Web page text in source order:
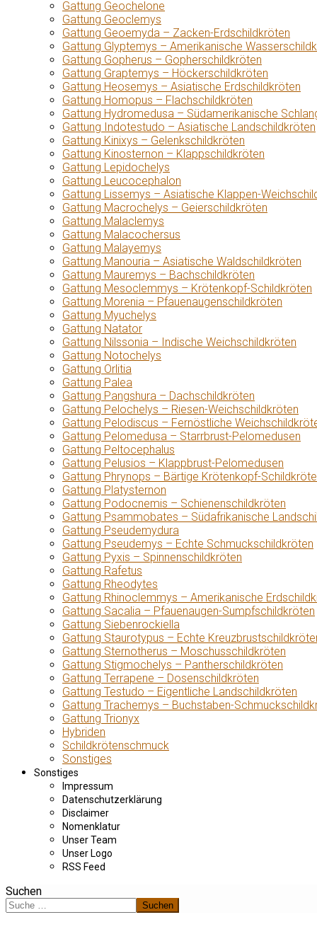
Gattung Geochelone
Gattung Geoclemys
Gattung Geoemyda – Zacken-Erdschildkröten
Gattung Glyptemys – Amerikanische
Gattung Gopherus – Gopherschildkröten
Gattung Graptemys – Höckerschildkröten
Gattung Heosemys – Asiatische Erdschildkröten
Gattung Homopus – Flachschildkröten
Gattung Hydromedusa – Südamerikanische
Gattung Indotestudo – Asiatische Landschildkröten
Gattung Kinixys – Gelenkschildkröten
Gattung Kinosternon – Klappschildkröten
Gattung Lepidochelys
Gattung Leucocephalon
Gattung Lissemys – Asiatische Klappen-
Gattung Macrochelys – Geierschildkröten
Gattung Malaclemys
Gattung Malacochersus
Gattung Malayemys
Gattung Manouria – Asiatische Waldschildkröten
Gattung Mauremys – Bachschildkröten
Gattung Mesoclemmys – Krötenkopf-Schildkröten
Gattung Morenia – Pfauenaugenschildkröten
Gattung Myuchelys
Gattung Natator
Gattung Nilssonia – Indische Weichschildkröten
Gattung Notochelys
Gattung Orlitia
Gattung Palea
Gattung Pangshura – Dachschildkröten
Gattung Pelochelys – Riesen-Weichschildkröten
Gattung Pelodiscus – Fernöstliche
Gattung Pelomedusa – Starrbrust-Pelomedusen
Gattung Peltocephalus
Gattung Pelusios – Klappbrust-Pelomedusen
Gattung Phrynops – Bärtige Krötenkopf-
Gattung Platysternon
Gattung Podocnemis – Schienenschildkröten
Gattung Psammobates – Südafrikanische
Gattung Pseudemydura
Gattung Pseudemys – Echte Schmuckschildkröten
Gattung Pyxis – Spinnenschildkröten
Gattung Rafetus
Gattung Rheodytes
Gattung Rhinoclemmys – Amerikanische
Gattung Sacalia – Pfauenaugen-Sumpfschildkröten
Gattung Siebenrockiella
Gattung Staurotypus – Echte
Gattung Sternotherus – Moschusschildkröten
Gattung Stigmochelys – Pantherschildkröten
Gattung Terrapene – Dosenschildkröten
Gattung Testudo – Eigentliche Landschildkröten
Gattung Trachemys – Buchstaben-
Gattung Trionyx
Hybriden
Schildkrötenschmuck
Sonstiges
Sonstiges
Impressum
Datenschutzerklärung
Disclaimer
Nomenklatur
Unser Team
Unser Logo
RSS Feed
Suchen
Suchen